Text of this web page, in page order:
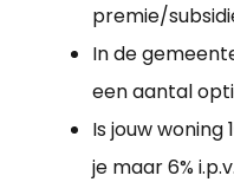
premie/
In de
een aantal
Is jouw woning
je maar 6% i.p.v.